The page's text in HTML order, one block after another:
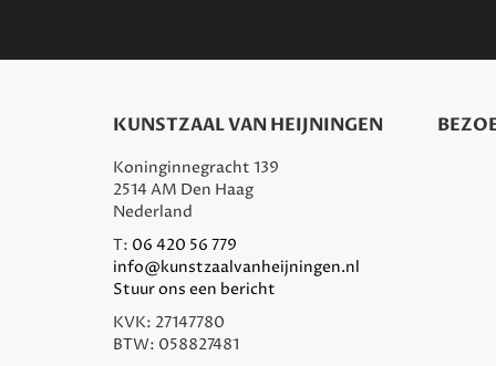
KUNSTZAAL VAN HEIJNINGEN
Koninginnegracht 139
2514 AM Den Haag
Nederland
T: 06 420 56 779
info@kunstzaalvanheijningen.nl
Stuur ons een bericht
KVK: 27147780
BTW: 058827481